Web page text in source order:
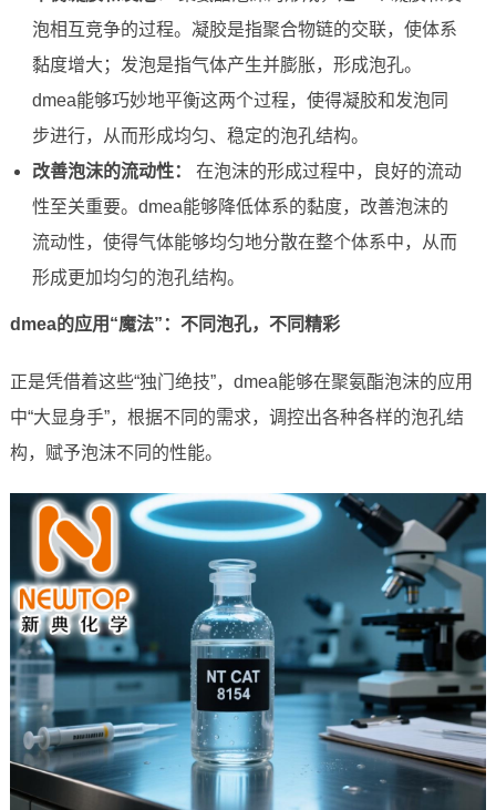
泡相互竞争的过程。凝胶是指聚合物链的交联，使体系
黏度增大；发泡是指气体产生并膨胀，形成泡孔。
dmea能够巧妙地平衡这两个过程，使得凝胶和发泡同
步进行，从而形成均匀、稳定的泡孔结构。
改善泡沫的流动性：
在泡沫的形成过程中，良好的流动
性至关重要。dmea能够降低体系的黏度，改善泡沫的
流动性，使得气体能够均匀地分散在整个体系中，从而
形成更加均匀的泡孔结构。
dmea的应用“魔法”：不同泡孔，不同精彩
正是凭借着这些“独门绝技”，dmea能够在聚氨酯泡沫的应用
中“大显身手”，根据不同的需求，调控出各种各样的泡孔结
构，赋予泡沫不同的性能。